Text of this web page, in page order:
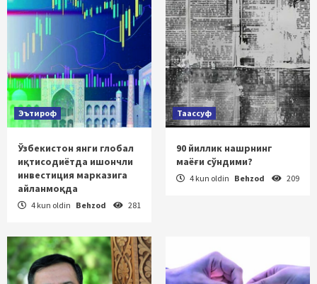
Эътироф
Ўзбекистон янги глобал
иқтисодиётда ишончли
инвестиция марказига
айланмоқда
4 kun oldin Behzod 281
Таассуф
90 йиллик нашрнинг
маёғи сўндими?
4 kun oldin Behzod 209